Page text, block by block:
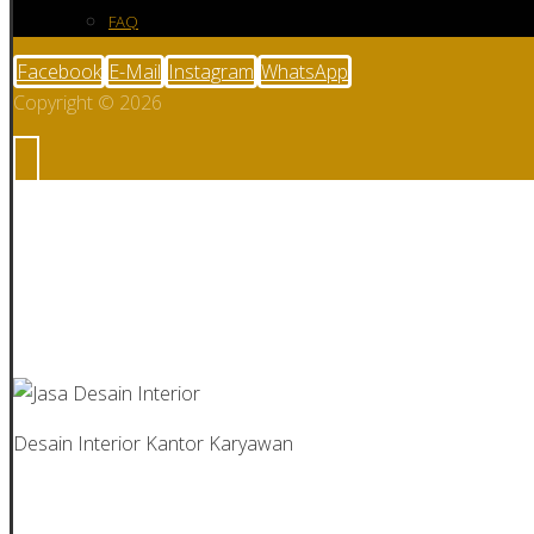
FAQ
Facebook E-Mail Instagram WhatsApp
Copyright © 2026
Desain Interior Kantor Karyawan